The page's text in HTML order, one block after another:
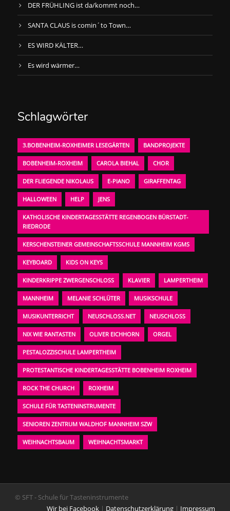
DER FRÜHLING ist da/kommt noch…
SANTA CLAUS is comin´to Town…
ES WIRD KÄLTER…
Es wird wärmer…
Schlagwörter
3.BOBENHEIM-ROXHEIMER LESEGÄRTEN BANDPROJEKTE
BOBENHEIM-ROXHEIM CAROLA BIEHAL CHOR
DER FLIEGENDE NIKOLAUS E-PIANO GIRAFFENTAG
HALLOWEEN HELP JENS
KATHOLISCHE KINDERTAGESSTÄTTE REGENBOGEN BÜRSTADT-
RIEDRODE
KERSCHENSTEINER GEMEINSCHAFTSSCHULE MANNHEIM KGMS
KEYBOARD KIDS ON KEYS
KINDERKRIPPE ZWERGENSCHLOSS KLAVIER LAMPERTHEIM
MANNHEIM MELANIE SCHLÜTER MUSIKSCHULE
MUSIKUNTERRICHT NEUSCHLOSS.NET NEUSCHLOSS
NIX WIE RANTASTEN OLIVER EICHHORN ORGEL
PESTALOZZISCHULE LAMPERTHEIM
PROTESTANTISCHE KINDERTAGESSTÄTTE BOBENHEIM ROXHEIM
ROCK THE CHURCH ROXHEIM
SCHULE FÜR TASTENINSTRUMENTE
SENIOREN ZENTRUM WALDHOF MANNHEIM SZW
WEIHNACHTSBAUM WEIHNACHTSMARKT
© SFT - Schule für Tasteninstrumente
Wir bei Facebook | Datenschutzerklärung | Impressum